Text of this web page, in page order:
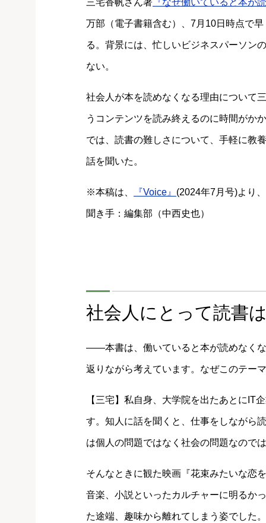
三宅香帆さん著 『なぜ働いていると本が
万部（電子書籍含む）、7月10日時点で
る。背景には、忙しいビジネスパーソン
ない。
社会人が本を読めなくなる理由について
うコンテンツを読み終えるのに時間がか
では、読書の難しさについて、手軽に教
話を聞いた。
※本稿は、 『Voice』 (2024年7月号)より
聞き手：編集部（中西史也）
社会人にとって読書
――本書は、働いていると本が読めなく
返りながら考えています。なぜこのテー
【三宅】私自身、大学院を出たあとにIT
す。知人に話を聞くと、仕事をしながら
は個人の問題ではなく社会の問題なので
そんなときに観た映画『花束みたいな恋
音楽、小説といったカルチャーに明るか
た途端、趣味から離れてしまう姿でした。